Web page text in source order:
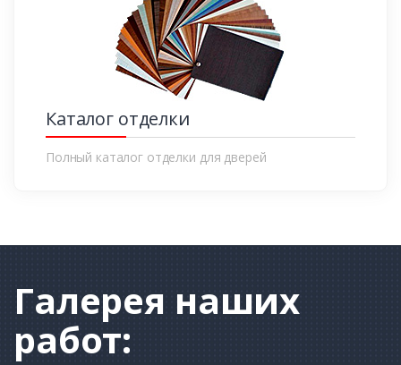
Каталог отделки
Полный каталог отделки для дверей
Галерея наших
работ: